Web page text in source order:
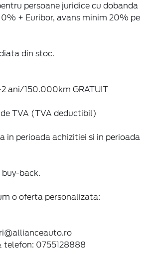
persoane juridice cu dobanda
+ Euribor, avans minim 20% pe
din stoc.
ani/150.000km GRATUIT
TVA (TVA deductibil)
in perioada achizitiei si in perioada
back.
o oferta personalizata:
telefon: 0755128888